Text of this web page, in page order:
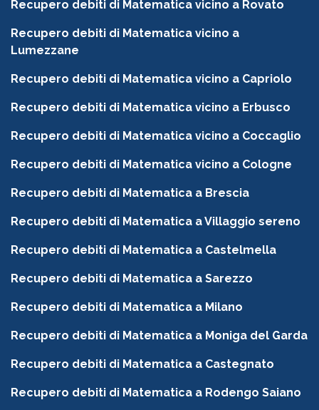
Recupero debiti di Matematica vicino a Rovato
Recupero debiti di Matematica vicino a
Lumezzane
Recupero debiti di Matematica vicino a Capriolo
Recupero debiti di Matematica vicino a Erbusco
Recupero debiti di Matematica vicino a Coccaglio
Recupero debiti di Matematica vicino a Cologne
Recupero debiti di Matematica a Brescia
Recupero debiti di Matematica a Villaggio sereno
Recupero debiti di Matematica a Castelmella
Recupero debiti di Matematica a Sarezzo
Recupero debiti di Matematica a Milano
Recupero debiti di Matematica a Moniga del Garda
Recupero debiti di Matematica a Castegnato
Recupero debiti di Matematica a Rodengo Saiano